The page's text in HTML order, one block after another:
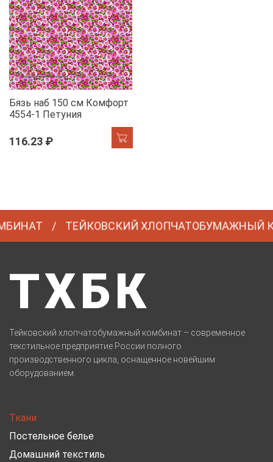
Бязь наб 150 см Комфорт
4554-1 Петуния
116.23 ₽
ТЕЙКОВСКИЙ ХЛОПЧАТОБУМАЖНЫЙ
ТХБК
Тейковский хлопчатобумажный комбинат – современное
текстильное предприятие России полного
производственного цикла, оснащенное новейшим
оборудованием.
Ткани
Постельное белье
Домашний текстиль